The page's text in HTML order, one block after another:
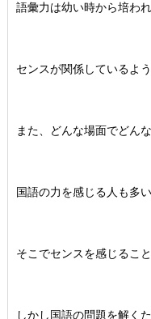
語彙力は幼い時から培わ
センスが関係しているよ
また、どんな場面でどん
国語の力を感じる人も多い
そこでセンスを感じること
しかし国語の問題を解く